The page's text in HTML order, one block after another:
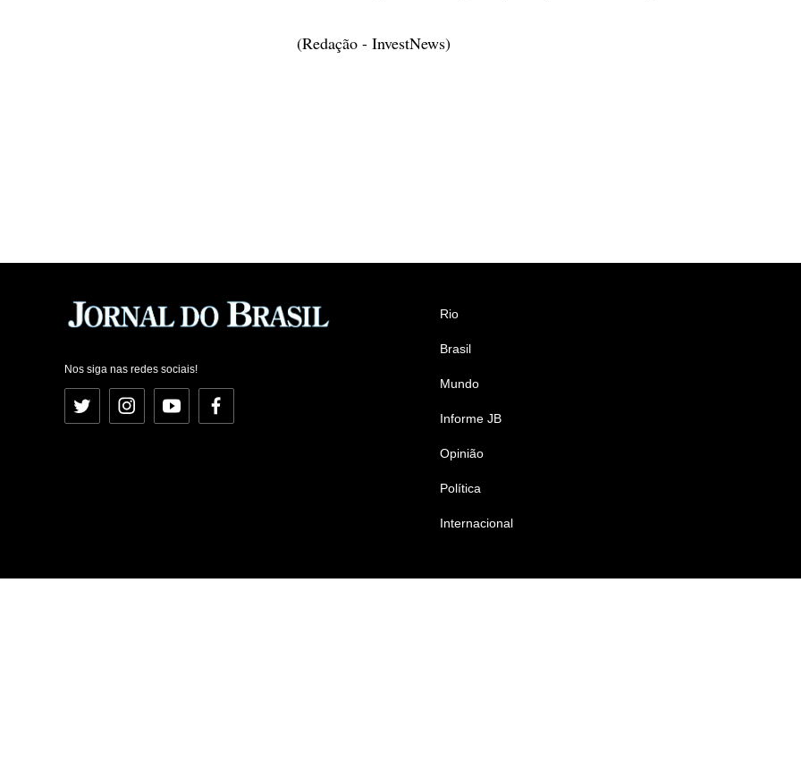
(Redação - InvestNews)
Nos siga nas redes sociais!
Twitter InstagramYouTubeFacebook
Rio
Brasil
Mundo
Informe JB
Opinião
Política
Internacional